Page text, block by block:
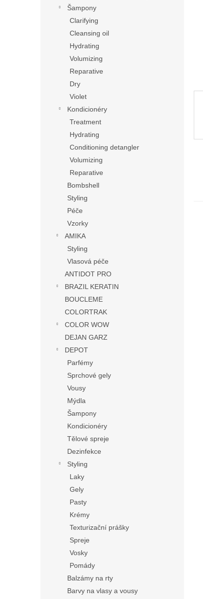
Šampony
Clarifying
Cleansing oil
Hydrating
Volumizing
Reparative
Dry
Violet
Kondicionéry
Treatment
Hydrating
Conditioning detangler
Volumizing
Reparative
Bombshell
Styling
Péče
Vzorky
AMIKA
Styling
Vlasová péče
ANTIDOT PRO
BRAZIL KERATIN
BOUCLEME
COLORTRAK
COLOR WOW
DEJAN GARZ
DEPOT
Parfémy
Sprchové gely
Vousy
Mýdla
Šampony
Kondicionéry
Tělové spreje
Dezinfekce
Styling
Laky
Gely
Pasty
Krémy
Texturizační prášky
Spreje
Vosky
Pomády
Balzámy na rty
Barvy na vlasy a vousy